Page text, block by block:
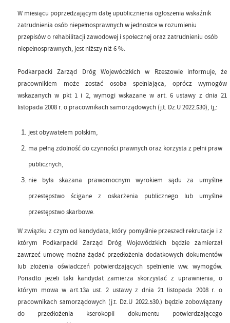
W miesiącu poprzedzającym datę upublicznienia ogłoszenia wskaźnik
zatrudnienia osób niepełnosprawnych w jednostce w rozumieniu
przepisów o rehabilitacji zawodowej i społecznej oraz zatrudnieniu osób
niepełnosprawnych, jest niższy niż 6 %.
Podkarpacki Zarząd Dróg Wojewódzkich w Rzeszowie informuje, że
pracownikiem może zostać osoba spełniająca, oprócz wymogów
wskazanych w pkt 1 i 2, wymogi wskazane w art. 6 ustawy z dnia 21
listopada 2008 r. o pracownikach samorządowych (j.t. Dz.U 2022.530), tj,:
jest obywatelem polskim,
ma pełną zdolność do czynności prawnych oraz korzysta z pełni praw
publicznych,
nie była skazana prawomocnym wyrokiem sądu za umyślne
przestępstwo ścigane z oskarżenia publicznego lub umyślne
przestępstwo skarbowe.
W związku z czym od kandydata, który pomyślnie przeszedł rekrutacje i z
którym Podkarpacki Zarząd Dróg Wojewódzkich będzie zamierzał
zawrzeć umowę można żądać przedłożenia dodatkowych dokumentów
lub złożenia oświadczeń potwierdzających spełnienie ww. wymogów.
Ponadto jeżeli taki kandydat zamierza skorzystać z uprawnienia, o
którym mowa w art.13a ust. 2 ustawy z dnia 21 listopada 2008 r. o
pracownikach samorządowych (j.t. Dz.U 2022.530.) będzie zobowiązany
do przedłożenia kserokopii dokumentu potwierdzającego